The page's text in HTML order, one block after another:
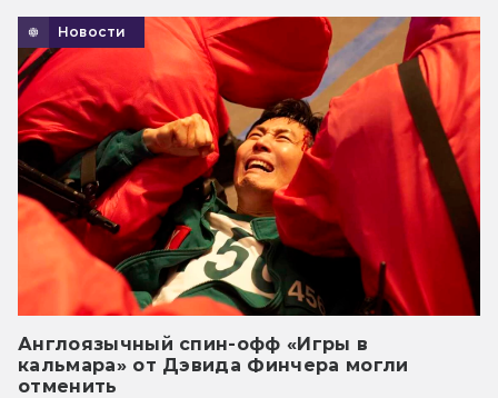
Новости
Англоязычный спин-офф «Игры в
кальмара» от Дэвида Финчера могли
отменить